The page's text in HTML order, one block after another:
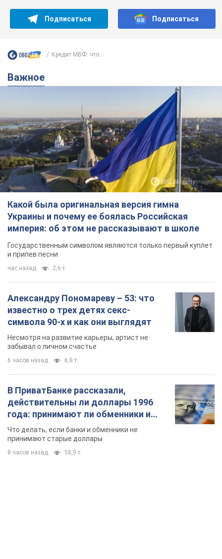
Подписаться Подписаться
Кредит МВФ: что...
Важное
Какой была оригинальная версия гимна
Украины и почему ее боялась Российская
империя: об этом не рассказывают в школе
Государственным символом являются только первый куплет
и припев песни
час назад 2,6 т.
Александру Пономареву – 53: что
известно о трех детях секс-
символа 90-х и как они выглядят
Несмотря на развитие карьеры, артист не
забывал о личном счастье
6 часов назад 6,8 т.
В ПриватБанке рассказали,
действительны ли доллары 1996
года: принимают ли обменники и
банки такие купюры
Что делать, если банки и обменники не
принимают старые доллары
8 часов назад 58,9 т.